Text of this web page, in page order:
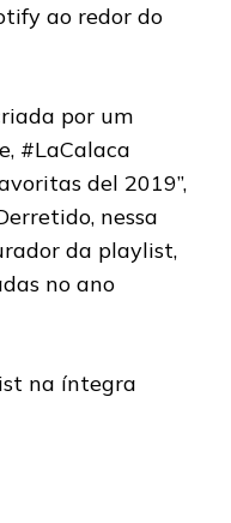
ao redor do
por um
#LaCalaca
del 2019”,
nessa
da playlist,
no ano
na íntegra